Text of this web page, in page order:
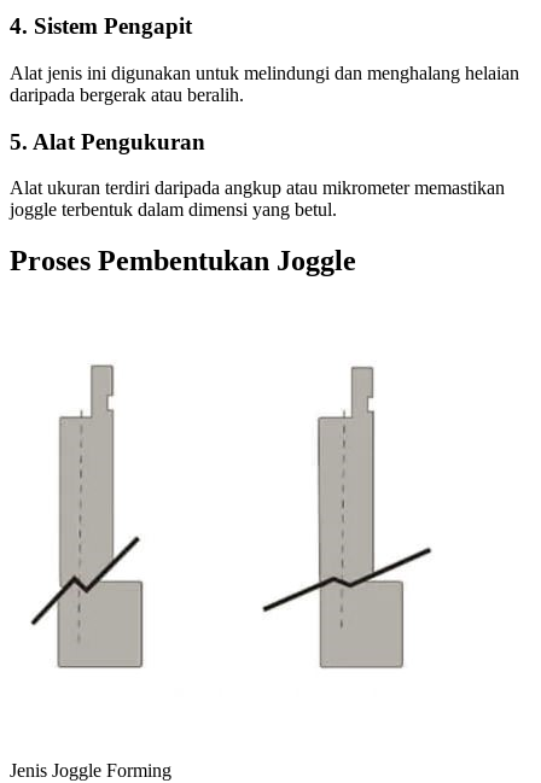
4. Sistem Pengapit
Alat jenis ini digunakan untuk melindungi dan menghalang helaian
daripada bergerak atau beralih.
5. Alat Pengukuran
Alat ukuran terdiri daripada angkup atau mikrometer memastikan
joggle terbentuk dalam dimensi yang betul.
Proses Pembentukan Joggle
Jenis Joggle Forming